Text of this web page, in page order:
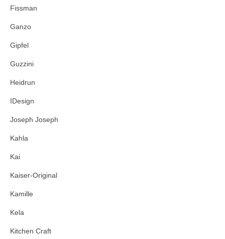
Fissman
Ganzo
Gipfel
Guzzini
Heidrun
IDesign
Joseph Joseph
Kahla
Kai
Kaiser-Original
Kamille
Kela
Kitchen Craft